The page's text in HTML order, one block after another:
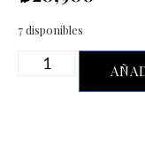
7 disponibles